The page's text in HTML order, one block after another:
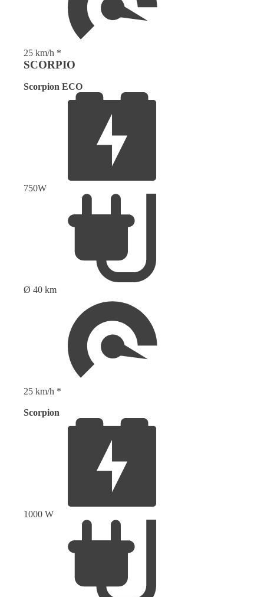
25 km/h *
SCORPIO
Scorpion ECO
750W
Ø 40 km
25 km/h *
Scorpion
1000 W